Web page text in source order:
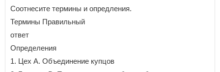
Соотнесите термины и опредления.
Термины Правильный
ответ
Определения
1. Цех A. Объединение купцов